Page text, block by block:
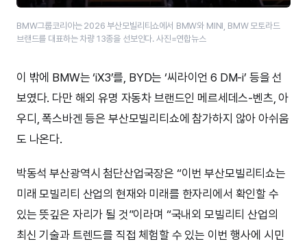
BMW그룹코리아는 2026 부산모빌리티쇼에서 BMW와 MINI, BMW 모토라드
브랜드를 대표하는 차량 13종을 선보인다. 사진=연합뉴스
이 밖에 BMW는 ‘iX3’를, BYD는 ‘씨라이언 6 DM-i’ 등을 선
보였다. 다만 해외 유명 자동차 브랜드인 메르세데스-벤츠, 아
우디, 폭스바겐 등은 부산모빌리티쇼에 참가하지 않아 아쉬움
도 나온다.
박동석 부산광역시 첨단산업국장은 “이번 부산모빌리티쇼는
미래 모빌리티 산업의 현재와 미래를 한자리에서 확인할 수
있는 뜻깊은 자리가 될 것”이라며 “국내외 모빌리티 산업의
최신 기술과 트렌드를 직접 체험할 수 있는 이번 행사에 시민